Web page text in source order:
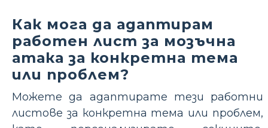
Как мога да адаптирам
работен лист за мозъчна
атака за конкретна тема
или проблем?
Можете да адаптирате тези работни
листове за конкретна тема или проблем,